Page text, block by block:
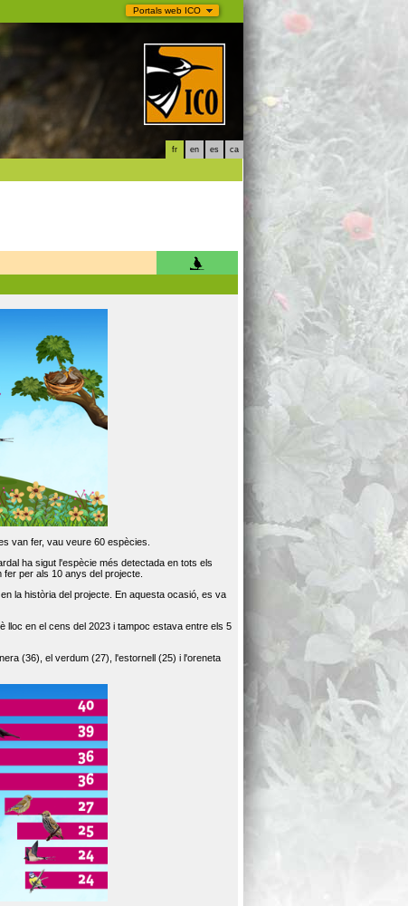
Portals web ICO
fr en es ca
van fer, vau veure 60 espècies.
ha sigut l'espècie més detectada en tots els
fer per als 10 anys del projecte.
la història del projecte. En aquesta ocasió, es va
en el cens del 2023 i tampoc estava entre els 5
(36), el verdum (27), l'estornell (25) i l'oreneta